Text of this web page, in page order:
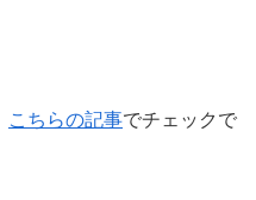
こちらの記事でチェックで